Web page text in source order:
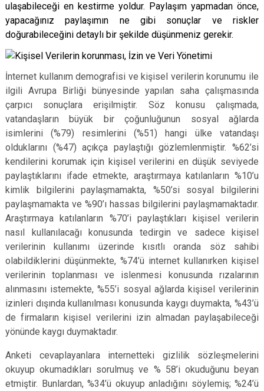
ulaşabileceği en kestirme yoldur. Paylaşım yapmadan önce,
yapacağınız paylaşımın ne gibi sonuçlar ve riskler
doğurabileceğini detaylı bir şekilde düşünmeniz gerekir.
İnternet kullanım demografisi ve kişisel verilerin korunumu ile
ilgili Avrupa Birliği bünyesinde yapılan saha çalışmasında
çarpıcı sonuçlara erişilmiştir. Söz konusu çalışmada,
vatandaşların büyük bir çoğunluğunun sosyal ağlarda
isimlerini (%79) resimlerini (%51) hangi ülke vatandaşı
olduklarını (%47) açıkça paylaştığı gözlemlenmiştir. %62’si
kendilerini korumak için kişisel verilerini en düşük seviyede
paylaştıklarını ifade etmekte, araştırmaya katılanların %10’u
kimlik bilgilerini paylaşmamakta, %50’si sosyal bilgilerini
paylaşmamakta ve %90’ı hassas bilgilerini paylaşmamaktadır.
Araştırmaya katılanların %70’i paylaştıkları kişisel verilerin
nasıl kullanılacağı konusunda tedirgin ve sadece kişisel
verilerinin kullanımı üzerinde kısıtlı oranda söz sahibi
olabildiklerini düşünmekte, %74’ü internet kullanırken kişisel
verilerinin toplanması ve islenmesi konusunda rızalarının
alınmasını istemekte, %55’i sosyal ağlarda kişisel verilerinin
izinleri dışında kullanılması konusunda kaygı duymakta, %43’ü
de firmaların kişisel verilerini izin almadan paylaşabileceği
yönünde kaygı duymaktadır.
Anketi cevaplayanlara internetteki gizlilik sözleşmelerini
okuyup okumadıkları sorulmuş ve % 58’i okuduğunu beyan
etmiştir. Bunlardan, %34’ü okuyup anladığını söylemiş; %24’ü